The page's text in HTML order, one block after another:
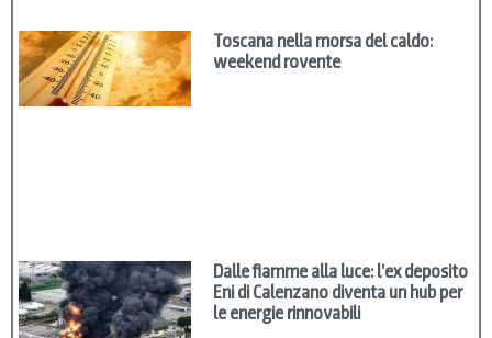
Toscana nella morsa del caldo:
weekend rovente
Dalle fiamme alla luce: l’ex deposito
Eni di Calenzano diventa un hub per
le energie rinnovabili